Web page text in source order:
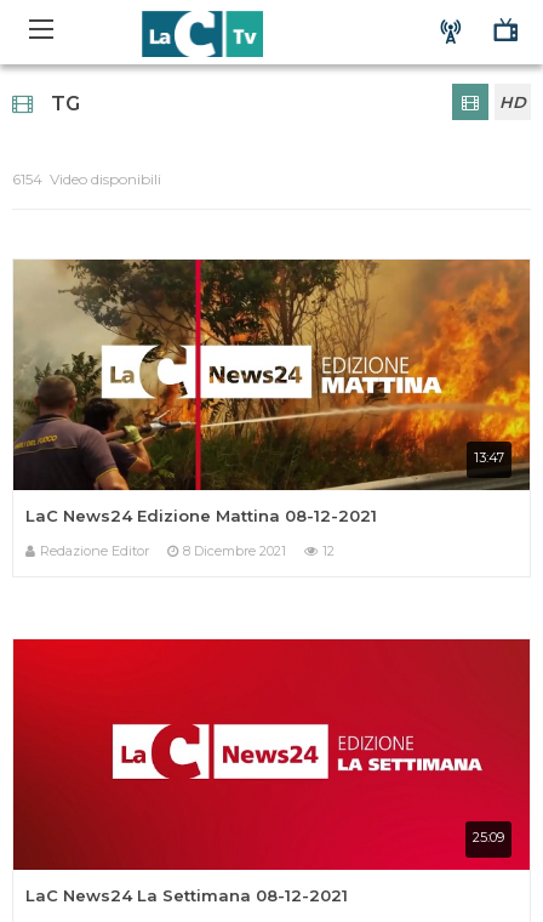
TG HD
6154 Video disponibili
13:47
LaC News24 Edizione Mattina 08-12-2021
Redazione Editor 8 Dicembre 2021 12
25:09
LaC News24 La Settimana 08-12-2021